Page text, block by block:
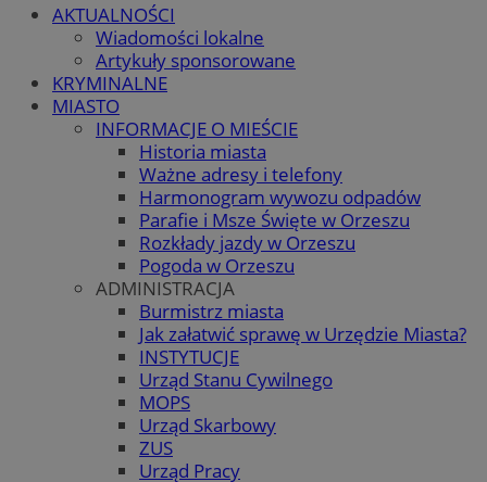
AKTUALNOŚCI
Wiadomości lokalne
Artykuły sponsorowane
KRYMINALNE
MIASTO
INFORMACJE O MIEŚCIE
Historia miasta
Ważne adresy i telefony
Harmonogram wywozu odpadów
Parafie i Msze Święte w Orzeszu
Rozkłady jazdy w Orzeszu
Pogoda w Orzeszu
ADMINISTRACJA
Burmistrz miasta
Jak załatwić sprawę w Urzędzie Miasta?
INSTYTUCJE
Urząd Stanu Cywilnego
MOPS
Urząd Skarbowy
ZUS
Urząd Pracy